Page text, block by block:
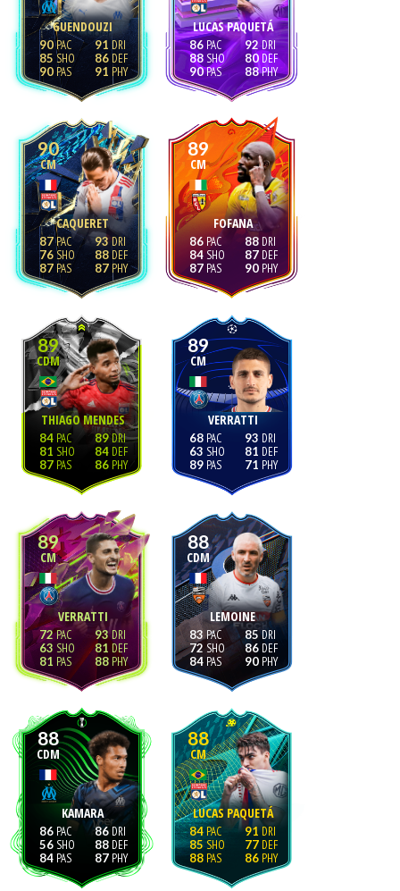
GUENDOUZI
90
85
90
91
86
91
LUCAS PAQUETÁ
86
88
90
92
80
88
90
CM
CAQUERET
87
76
87
93
88
87
89
CM
FOFANA
86
84
87
88
87
90
89
CDM
THIAGO MENDES
84
81
87
89
84
86
89
CM
VERRATTI
68
63
89
93
81
71
89
CM
VERRATTI
72
63
81
93
81
88
88
CDM
LEMOINE
83
72
84
85
86
90
88
CDM
KAMARA
86
56
84
86
88
87
88
CM
LUCAS PAQUETÁ
84
85
88
91
77
86